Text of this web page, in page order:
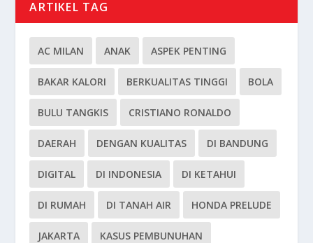
ARTIKEL TAG
AC MILAN ANAK ASPEK PENTING
BAKAR KALORI BERKUALITAS TINGGI BOLA
BULU TANGKIS CRISTIANO RONALDO
DAERAH DENGAN KUALITAS DI BANDUNG
DIGITAL DI INDONESIA DI KETAHUI
DI RUMAH DI TANAH AIR HONDA PRELUDE
JAKARTA KASUS PEMBUNUHAN